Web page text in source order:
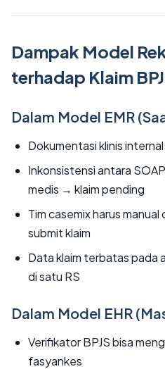
Dampak Model
terhadap Klaim
Dalam Model EMR
Dokumentasi klinis
Inkonsistensi antara
medis → klaim pending
Tim casemix harus
submit klaim
Data klaim terbatas pada
di satu RS
Dalam Model EHR
Verifikator BPJS bisa
fasyankes